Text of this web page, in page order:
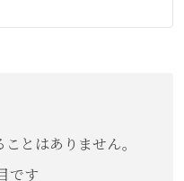
とはありません。
です